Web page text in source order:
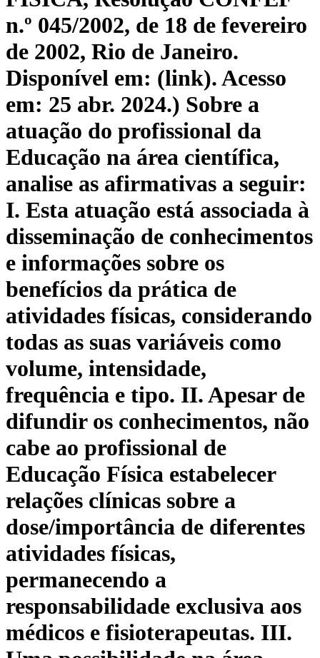
n.º 045/2002, de 18 de fevereiro
de 2002, Rio de Janeiro.
Disponível em: (link). Acesso
em: 25 abr. 2024.) Sobre a
atuação do profissional da
Educação na área científica,
analise as afirmativas a seguir:
I. Esta atuação está associada à
disseminação de conhecimentos
e informações sobre os
benefícios da prática de
atividades físicas, considerando
todas as suas variáveis como
volume, intensidade,
frequência e tipo. II. Apesar de
difundir os conhecimentos, não
cabe ao profissional de
Educação Física estabelecer
relações clínicas sobre a
dose/importância de diferentes
atividades físicas,
permanecendo a
responsabilidade exclusiva aos
médicos e fisioterapeutas. III.